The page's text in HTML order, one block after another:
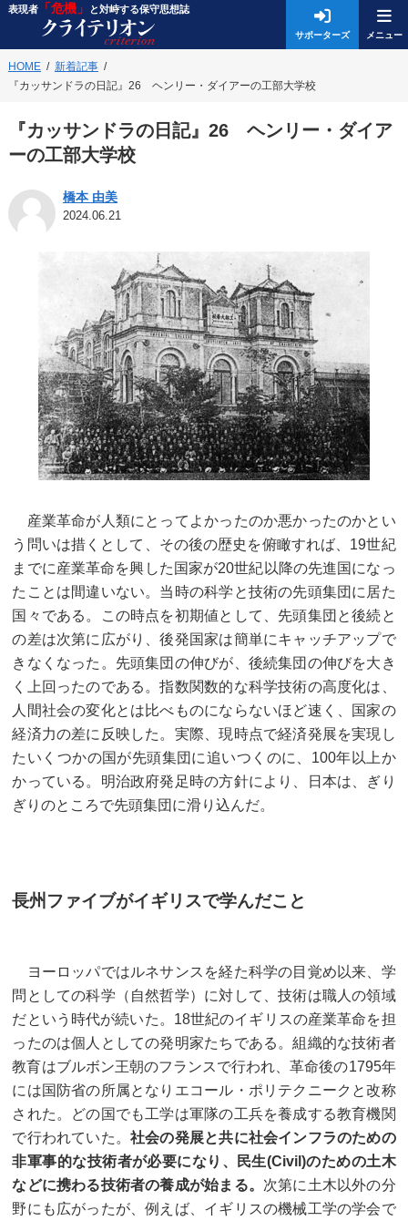
表現者「危機」 と対峙する保守思想誌
サポーターズ
HOME
新着記事
『カッサンドラの日記』26 ヘンリー・ダイアーの工部大学校
『カッサンドラの日記』26 ヘンリー・ダイア
ーの工部大学校
橋本 由美
2024.06.21
産業革命が人類にとってよかったのか悪かったのかとい
う問いは措くとして、その後の歴史を俯瞰すれば、19世紀
までに産業革命を興した国家が20世紀以降の先進国になっ
たことは間違いない。当時の科学と技術の先頭集団に居た
国々である。この時点を初期値として、先頭集団と後続と
の差は次第に広がり、後発国家は簡単にキャッチアップで
きなくなった。先頭集団の伸びが、後続集団の伸びを大き
く上回ったのである。指数関数的な科学技術の高度化は、
人間社会の変化とは比べものにならないほど速く、国家の
経済力の差に反映した。実際、現時点で経済発展を実現し
たいくつかの国が先頭集団に追いつくのに、100年以上か
かっている。明治政府発足時の方針により、日本は、ぎり
ぎりのところで先頭集団に滑り込んだ。
長州ファイブがイギリスで学んだこと
ヨーロッパではルネサンスを経た科学の目覚め以来、学
問としての科学（自然哲学）に対して、技術は職人の領域
だという時代が続いた。18世紀のイギリスの産業革命を担
ったのは個人としての発明家たちである。組織的な技術者
教育はブルボン王朝のフランスで行われ、革命後の1795年
には国防省の所属となりエコール・ポリテクニークと改称
された。どの国でも工学は軍隊の工兵を養成する教育機関
で行われていた。社会の発展と共に社会インフラのための
非軍事的な技術者が必要になり、民生(Civil)のための土木
などに携わる技術者の養成が始まる。 次第に土木以外の分
野にも広がったが、例えば、イギリスの機械工学の学会で